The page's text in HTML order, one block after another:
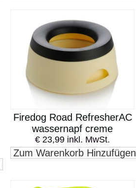
Firedog Road RefresherAC
wassernapf creme
€ 23,99 inkl. MwSt.
Zum Warenkorb Hinzufügen